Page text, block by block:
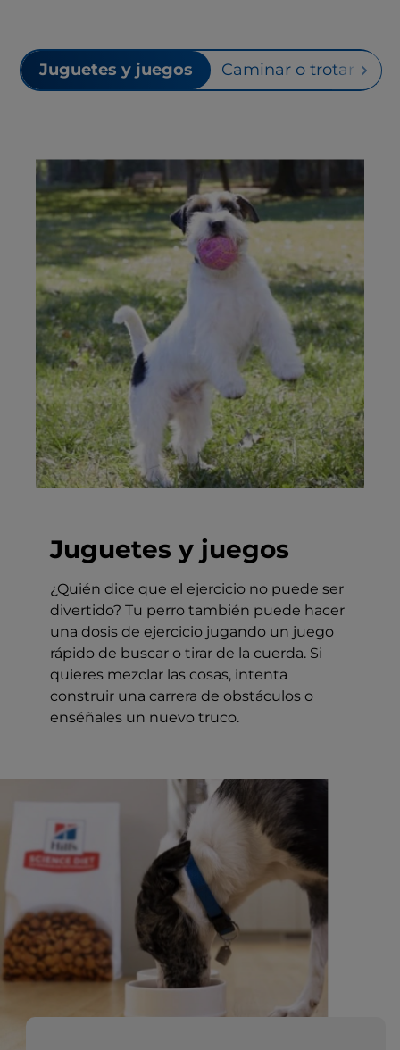
Juguetes y juegos Caminar o trotar
Juguetes y juegos
¿Quién dice que el ejercicio no puede ser
divertido? Tu perro también puede hacer
una dosis de ejercicio jugando un juego
rápido de buscar o tirar de la cuerda. Si
quieres mezclar las cosas, intenta
construir una carrera de obstáculos o
enséñales un nuevo truco.